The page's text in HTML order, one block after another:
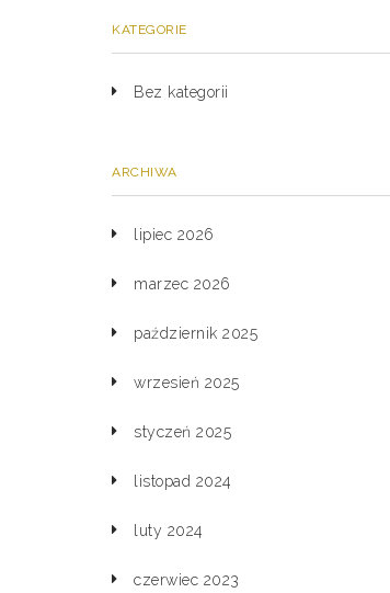
KATEGORIE
Bez kategorii
ARCHIWA
lipiec 2026
marzec 2026
październik 2025
wrzesień 2025
styczeń 2025
listopad 2024
luty 2024
czerwiec 2023